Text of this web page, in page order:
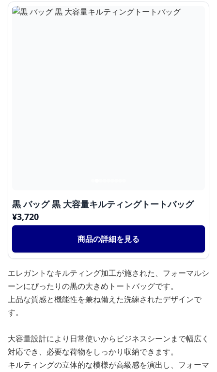
黒 バッグ 黒 大容量キルティングトートバッグ
¥3,720
商品の詳細を見る
エレガントなキルティング加工が施された、フォーマルシ
ーンにぴったりの黒の大きめトートバッグです。
上品な質感と機能性を兼ね備えた洗練されたデザインで
す。
大容量設計により日常使いからビジネスシーンまで幅広く
対応でき、必要な荷物をしっかり収納できます。
キルティングの立体的な模様が高級感を演出し、フォーマ